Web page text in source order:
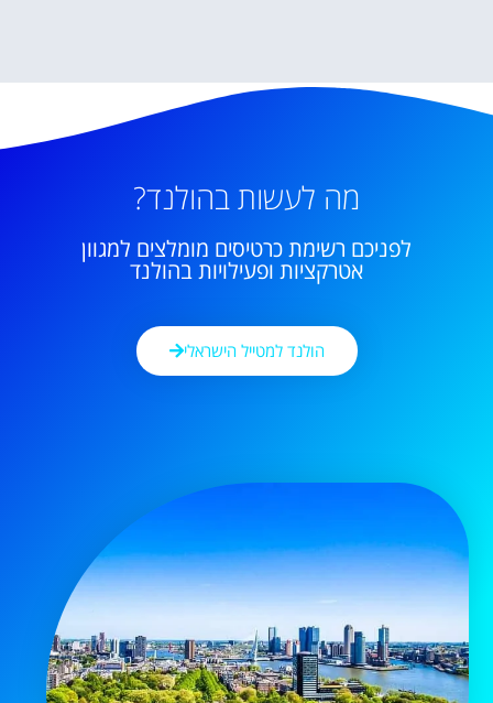
מה לעשות בהולנד?
לפניכם רשימת כרטיסים מומלצים למגוון
אטרקציות ופעילויות בהולנד
הולנד למטייל הישראלי